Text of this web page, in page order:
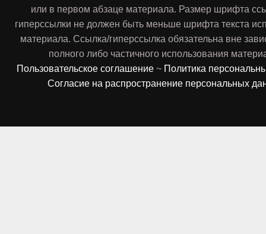
или в первом абзаце материала. Размер шрифта
гиперссылки не должен быть меньше шрифта текста
материала. Ссылка/гиперссылка обязательна вне
полного либо частичного использования
Пользовательское соглашение ~ Политика
Согласие на распространение персональных